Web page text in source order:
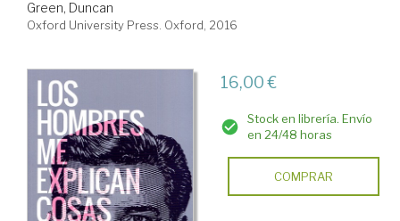
Green, Duncan
Oxford University Press. Oxford, 2016
16,00 €
Stock en librería. Envío
en 24/48 horas
COMPRAR